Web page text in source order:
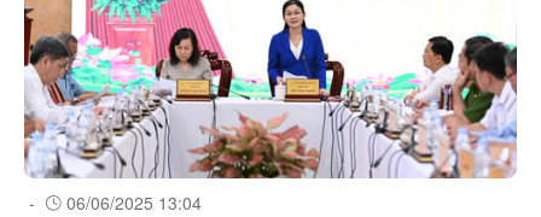
- 06/06/2025 13:04